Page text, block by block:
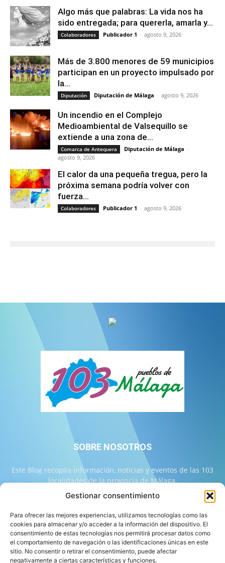
Gestionar consentimiento
Para ofrecer las mejores experiencias, utilizamos tecnologías como las
cookies para almacenar y/o acceder a la información del dispositivo. El
consentimiento de estas tecnologías nos permitirá procesar datos como
el comportamiento de navegación o las identificaciones únicas en este
sitio. No consentir o retirar el consentimiento, puede afectar
negativamente a ciertas características y funciones.
Algo más que palabras: La vida nos ha
sido entregada; para quererla, amarla y...
Colaboradores Publicador 1 - agosto 9, 2026
Más de 3.800 menores de 59 municipios
participan en un proyecto impulsado por
la...
Diputación Diputación de Málaga - agosto 9, 2026
Un incendio en el Complejo
Medioambiental de Valsequillo se
extiende a una zona de...
Comarca de Antequera Diputación de Málaga -
agosto 9, 2026
El calor da una pequeña tregua, pero la
próxima semana podría volver con
fuerza...
Colaboradores Publicador 1 - agosto 9, 2026
SOBRE NOSOTROS
Este Blog recopila información, noticias y eventos de las 103
localidades de la provincia de Málaga.
Contáctanos: info@103malaga.com
SÍGUENOS